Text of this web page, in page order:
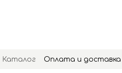
Каталог Оплата и доставка